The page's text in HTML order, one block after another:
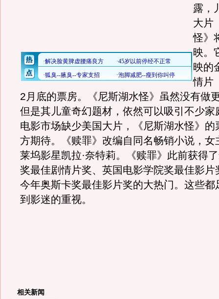
露，
大片
怪》
映。
映的
情片
2月底的票房。《尼斯湖水怪》虽然没有做
但是其儿童奇幻题材，依然可以吸引不少家
电影市场缺少美国大片，《尼斯湖水怪》的
方期待。《赎罪》改编自同名畅销小说，女
莱坞影星凯拉·奈特莉。《赎罪》此前获得
奖最佳剧情片奖、英国电影学院奖最佳影片
今年奥斯卡奖最佳影片奖的大热门。这些都
到影迷的重视。
相关新闻